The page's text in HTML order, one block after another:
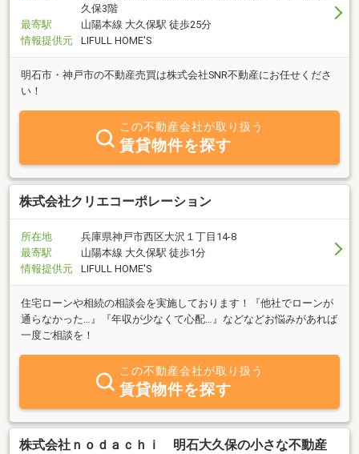
久保3階
最寄駅
山陽本線 大久保駅 徒歩25分
情報提供元
LIFULL HOME'S
明石市・神戸市の不動産売買は株式会社SNR不動産にお任せくださ
い！
この不動産会社が取り扱う
賃貸物件を探す
株式会社クリエコーポレーション
所在地
兵庫県神戸市西区大沢１丁目14-8
最寄駅
山陽本線 大久保駅 徒歩1分
情報提供元
LIFULL HOME'S
住宅ローンや相続の相談会を実施しております！『他社でローンが
通らなかった…』『年収が少なくて心配…』などなどお悩みがあれば
一度ご相談を！
この不動産会社が取り扱う
賃貸物件を探す
株式会社ｎｏｄａｃｈｉ 明石大久保の小さな不動産